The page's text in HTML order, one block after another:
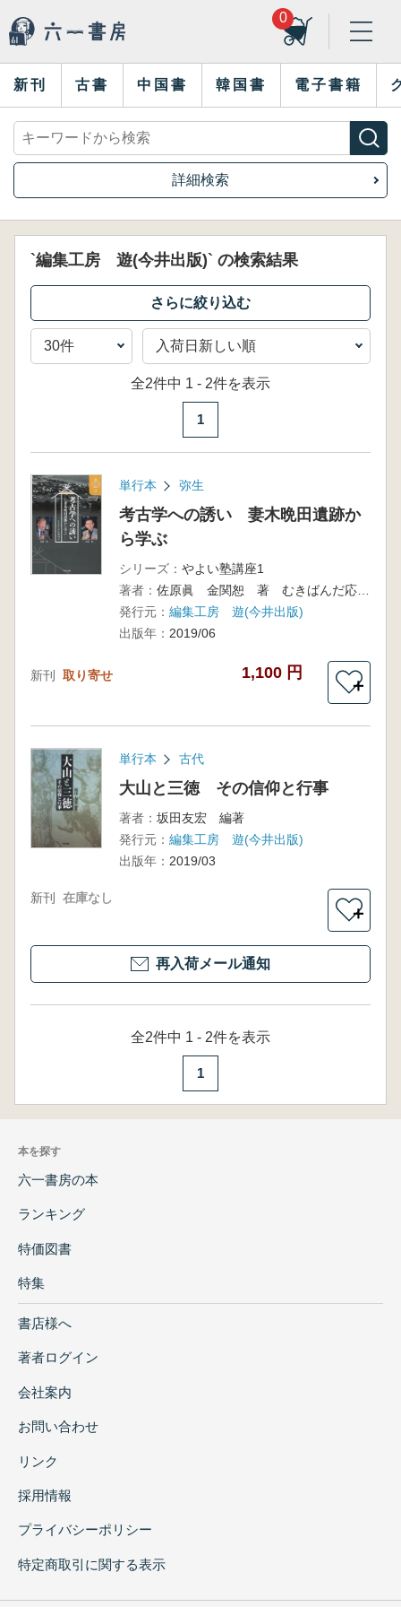
0
新刊 古書 中国書 韓国書 電子書籍
詳細検索
`編集工房 遊(今井出版)` の検索結果
全2件中 1 - 2件を表示
1
単行本 弥生
考古学への誘い 妻木晩田遺跡か
ら学ぶ
シリーズ： やよい塾講座1
著者：
佐原眞 金関恕 著 むきばんだ応援団 編
発行元： 編集工房 遊(今井出版)
出版年： 2019/06
新刊 取り寄せ 1,100 円
＋
単行本 古代
大山と三徳 その信仰と行事
著者： 坂田友宏 編著
発行元： 編集工房 遊(今井出版)
出版年： 2019/03
新刊 在庫なし
＋
再入荷メール通知
全2件中 1 - 2件を表示
1
本を探す
六一書房の本
ランキング
特価図書
特集
書店様へ
著者ログイン
会社案内
お問い合わせ
リンク
採用情報
プライバシーポリシー
特定商取引に関する表示